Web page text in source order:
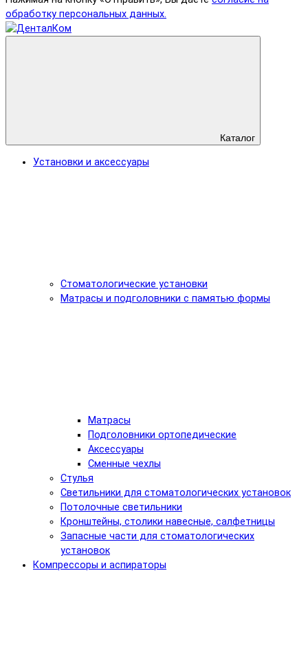
обработку персональных данных.
Каталог
Установки и аксессуары
Стоматологические установки
Матрасы и подголовники с памятью формы
Матрасы
Подголовники ортопедические
Аксессуары
Сменные чехлы
Стулья
Светильники для стоматологических установок
Потолочные светильники
Кронштейны, столики навесные, салфетницы
Запасные части для стоматологических
установок
Компрессоры и аспираторы